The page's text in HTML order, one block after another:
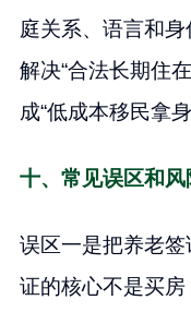
庭关系、语言和
解决“合法长期住
成“低成本移民拿身
十、常见误区和风
误区一是把养老
证的核心不是买